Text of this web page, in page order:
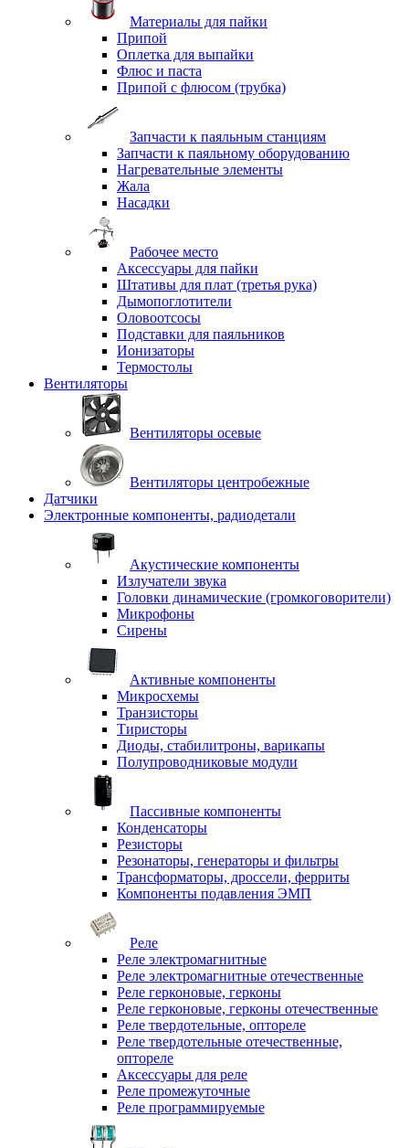
Материалы для пайки
Припой
Оплетка для выпайки
Флюс и паста
Припой с флюсом (трубка)
Запчасти к паяльным станциям
Запчасти к паяльному оборудованию
Нагревательные элементы
Жала
Насадки
Рабочее место
Аксессуары для пайки
Штативы для плат (третья рука)
Дымопоглотители
Оловоотсосы
Подставки для паяльников
Ионизаторы
Термостолы
Вентиляторы
Вентиляторы осевые
Вентиляторы центробежные
Датчики
Электронные компоненты, радиодетали
Акустические компоненты
Излучатели звука
Головки динамические (громкоговорители)
Микрофоны
Сирены
Активные компоненты
Микросхемы
Транзисторы
Тиристоры
Диоды, стабилитроны, варикапы
Полупроводниковые модули
Пассивные компоненты
Конденсаторы
Резисторы
Резонаторы, генераторы и фильтры
Трансформаторы, дроссели, ферриты
Компоненты подавления ЭМП
Реле
Реле электромагнитные
Реле электромагнитные отечественные
Реле герконовые, герконы
Реле герконовые, герконы отечественные
Реле твердотельные, оптореле
Реле твердотельные отечественные,
оптореле
Аксессуары для реле
Реле промежуточные
Реле программируемые